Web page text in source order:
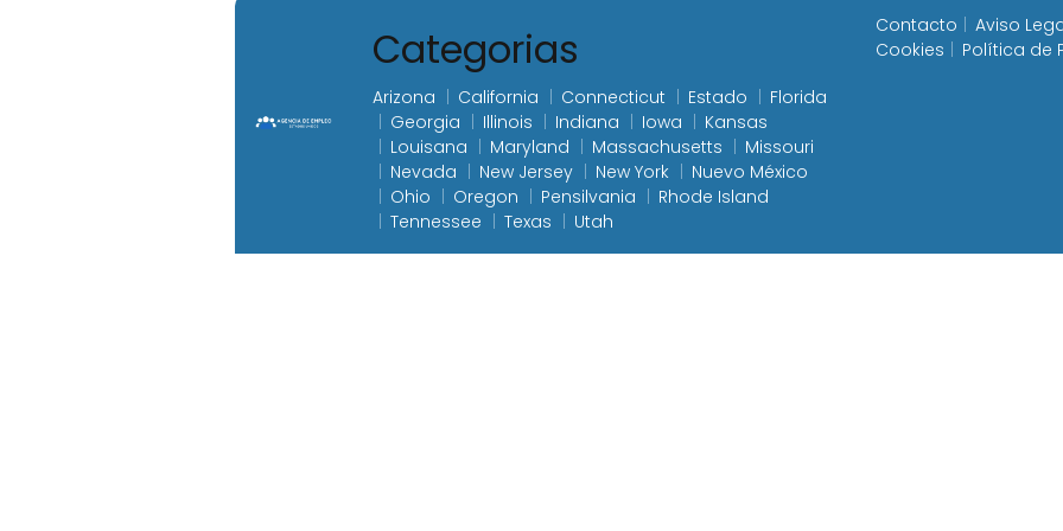
Categorias
Arizona California Connecticut Estado
Florida
Georgia
Illinois Indiana Iowa
Kansas
Louisana
Maryland Massachusetts
Missouri
Nevada
New Jersey New York
Nuevo México
Ohio
Oregon Pensilvania
Rhode Island
Tennessee
Texas Utah
Contacto Aviso
Cookies
Política de